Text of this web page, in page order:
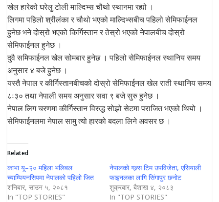
खेल हारेको घरेलु टोली माल्दिभ्स चौथो स्थानमा रह्यो ।
लिगमा पहिलो श्रीलंका र चौथो भएको माल्दिभ्सबीच पहिलो सेमिफाईनल
हुनेछ भने दोस्रो भएको किर्गिस्तान र तेस्रो भएको नेपालबीच दोस्रो
सेमिफाईनल हुनेछ ।
दुवै समिफाईनल खेल सोमबार हुनेछ । पहिलो सेमिफाईनल स्थानिय समय
अनुसार ४ बजे हुनेछ ।
यस्तै नेपाल र कीर्गिस्तानबीचको दोस्रो सेमिफाईनल खेल राती स्थानिय समय
८ः३० तथा नेपाली समय अनुसार सवा ९ बजे सुरु हुनेछ ।
नेपाल लिग चरणमा कीर्गिस्तान विरुद्ध सोझो सेटमा पराजित भएको थियो ।
सेमिफाईनलमा नेपाल सामु त्यो हारको बदला लिने अवसर छ ।
Related
काभा यू–२० महिला भलिबल
च्याम्पियनसिपमा नेपालको पहिलो जित
शनिबार, साउन ५, २०८१
In "TOP STORIES"
नेपालको गल्र्स टिम उपविजेता, एसियाली
फाइनलका लागि सिंगापुर छनोट
शुक्रबार, बैशाख ४, २०८३
In "TOP STORIES"